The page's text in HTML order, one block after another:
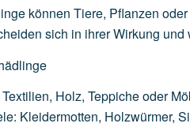
können Tiere, Pflanzen
sich in ihrer Wirkung
Textilien, Holz, Teppicheoder
Kleidermotten, Holzwürmer,